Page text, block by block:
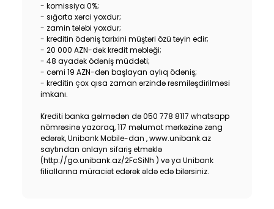
Human Resources
Contact us
- komissiya 0%;
- sığorta xərci yoxdur;
- zamin tələbi yoxdur;
- kreditin ödəniş tarixini müştəri özü təyin edir;
- 20 000 AZN-dək kredit məbləği;
- 48 ayadək ödəniş müddəti;
- cəmi 19 AZN-dən başlayan aylıq ödəniş;
- kreditin çox qısa zaman ərzində rəsmiləşdirilməsi
imkanı.
Krediti banka gəlmədən də 050 778 8117 whatsapp
nömrəsinə yazaraq, 117 məlumat mərkəzinə zəng
edərək, Unibank Mobile-dan , www.unibank.az
saytından onlayn sifariş etməklə
(http://go.unibank.az/2FcSiNh ) və ya Unibank
filiallarına müraciət edərək əldə edə bilərsiniz.